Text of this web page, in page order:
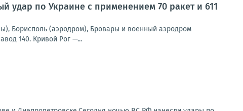
по Украине с применением 70 ракет и 611
Борисполь (аэродром), Бровары и военный аэродром
140. Кривой Рог —...